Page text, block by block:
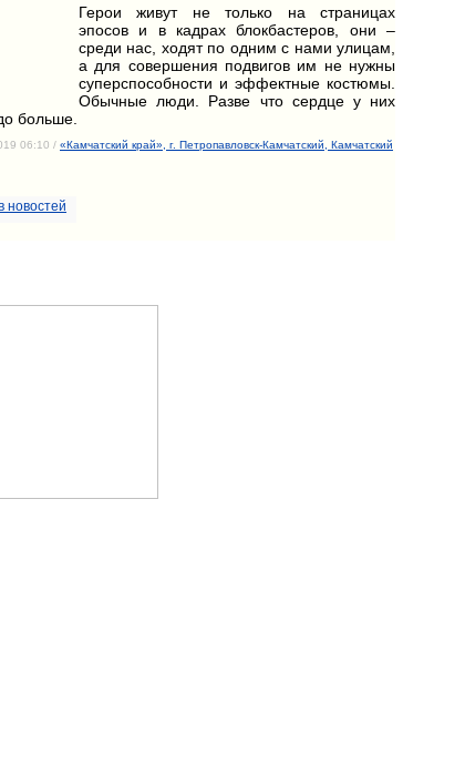
Герои живут не только на страницах
эпосов и в кадрах блокбастеров, они –
среди нас, ходят по одним с нами улицам,
а для совершения подвигов им не нужны
суперспособности и эффектные костюмы.
Обычные люди. Разве что сердце у них
больше.
06:10 / «Камчатский край», г. Петропавловск-Камчатский, Камчатский
новостей